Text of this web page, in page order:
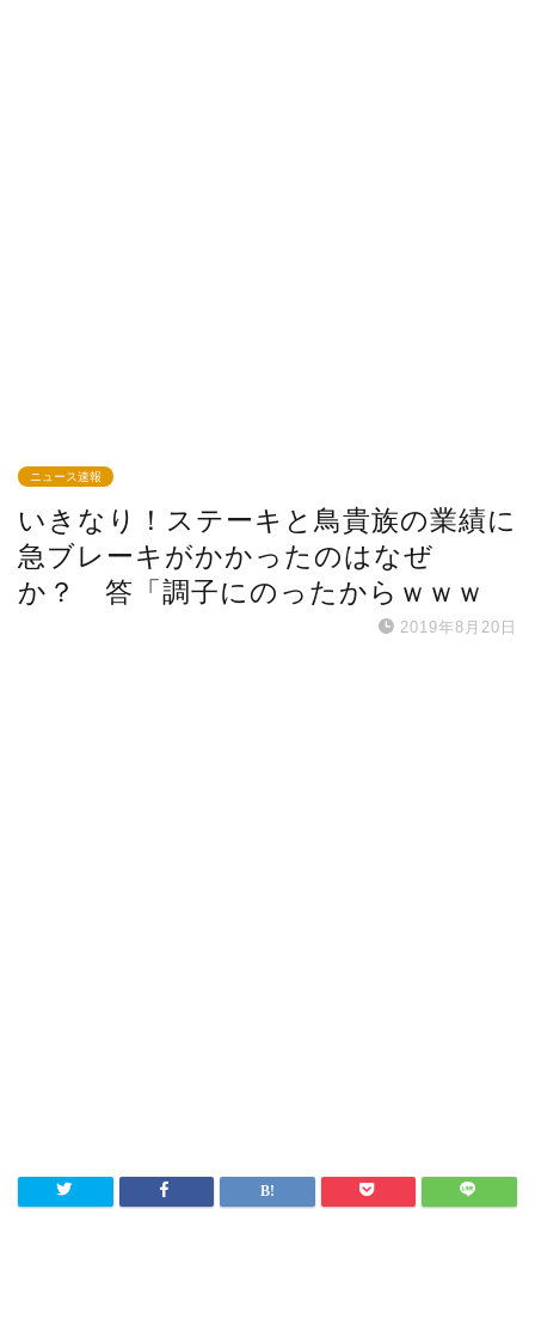
ニュース速報
いきなり！ステーキと鳥貴族の業績に
急ブレーキがかかったのはなぜ
か？ 答「調子にのったからｗｗｗ
2019年8月20日